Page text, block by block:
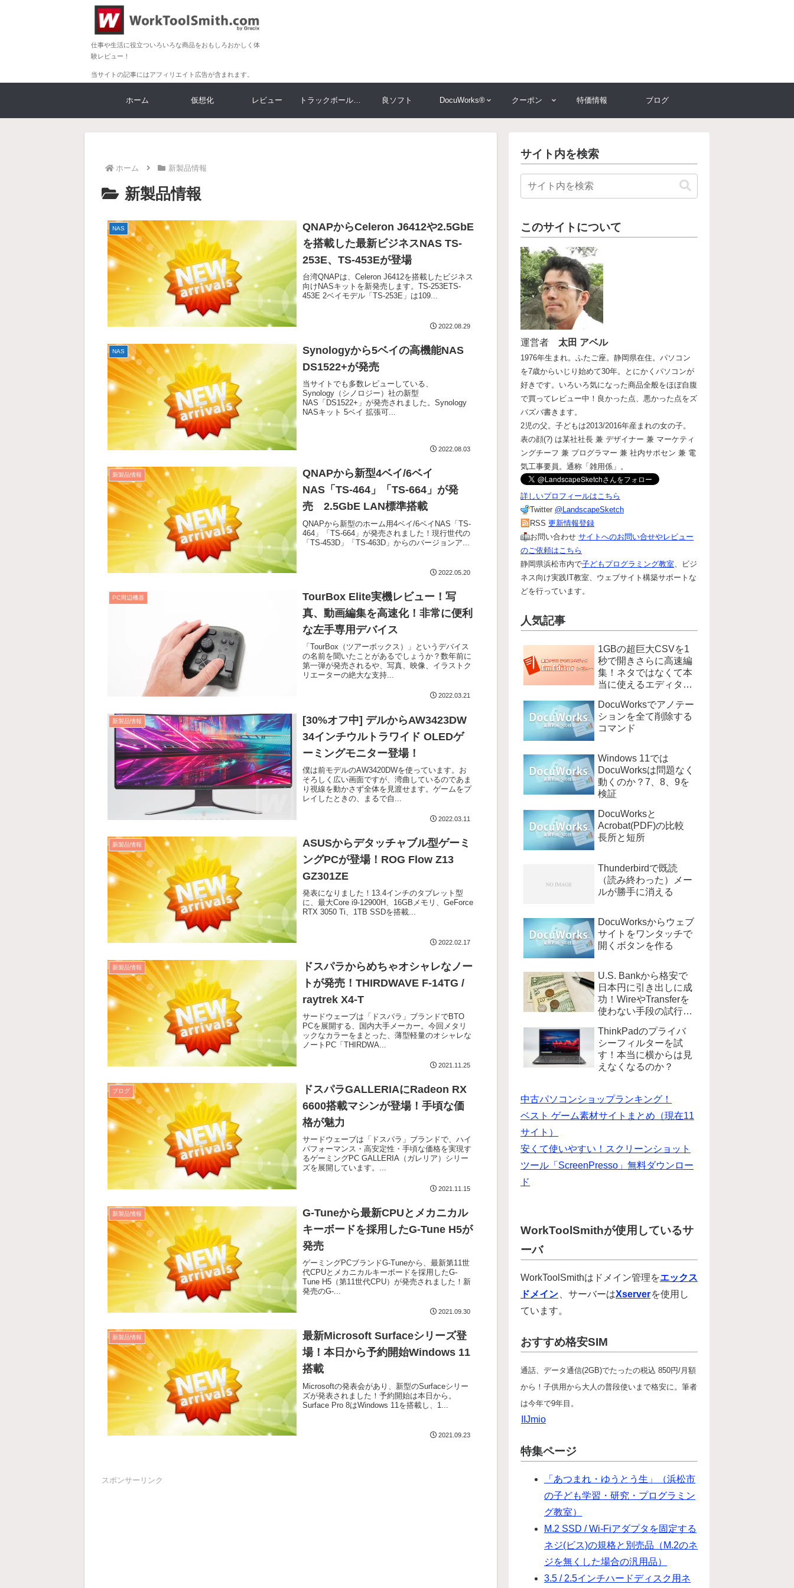
仕事や生活に役立ついろいろな商品をおもしろおかしく体
験レビュー！
当サイトの記事にはアフィリエイト広告が含まれます。
ホーム 仮想化 レビュー トラックボール大比較 良ソフト DocuWorks® クーポン 特価情報 ブログ
ホーム 新製品情報
新製品情報
NAS
QNAPからCeleron J6412や2.5GbE
を搭載した最新ビジネスNAS TS-
253E、TS-453Eが登場
台湾QNAPは、Celeron J6412を搭載したビジネス
向けNASキットを新発売します。TS-253ETS-
453E 2ベイモデル「TS-253E」は109...
2022.08.29
NAS
Synologyから5ベイの高機能NAS
DS1522+が発売
当サイトでも多数レビューしている、
Synology（シノロジー）社の新型
NAS「DS1522+」が発売されました。Synology
NASキット 5ベイ 拡張可...
2022.08.03
新製品情報
QNAPから新型4ベイ/6ベイ
NAS「TS-464」「TS-664」が発
売 2.5GbE LAN標準搭載
QNAPから新型のホーム用4ベイ/6ベイNAS「TS-
464」「TS-664」が発売されました！現行世代の
「TS-453D」「TS-463D」からのバージョンア...
2022.05.20
PC周辺機器
TourBox Elite実機レビュー！写
真、動画編集を高速化！非常に便利
な左手専用デバイス
「TourBox（ツアーボックス）」というデバイス
の名前を聞いたことがあるでしょうか？数年前に
第一弾が発売されるや、写真、映像、イラストク
リエーターの絶大な支持...
2022.03.21
新製品情報
[30%オフ中] デルからAW3423DW
34インチウルトラワイド OLEDゲ
ーミングモニター登場！
僕は前モデルのAW3420DWを使っています。お
そろしく広い画面ですが、湾曲しているのであま
り視線を動かさず全体を見渡せます。ゲームをプ
レイしたときの、まるで自...
2022.03.11
新製品情報
ASUSからデタッチャブル型ゲーミ
ングPCが登場！ROG Flow Z13
GZ301ZE
発表になりました！13.4インチのタブレット型
に、最大Core i9-12900H、16GBメモリ、GeForce
RTX 3050 Ti、1TB SSDを搭載...
2022.02.17
新製品情報
ドスパラからめちゃオシャレなノー
トが発売！THIRDWAVE F-14TG /
raytrek X4-T
サードウェーブは「ドスパラ」ブランドでBTO
PCを展開する、国内大手メーカー。今回メタリ
ックなカラーをまとった、薄型軽量のオシャレな
ノートPC「THIRDWA...
2021.11.25
ブログ
ドスパラGALLERIAにRadeon RX
6600搭載マシンが登場！手頃な価
格が魅力
サードウェーブは「ドスパラ」ブランドで、ハイ
パフォーマンス・高安定性・手頃な価格を実現す
るゲーミングPC GALLERIA（ガレリア）シリー
ズを展開しています。...
2021.11.15
新製品情報
G-Tuneから最新CPUとメカニカル
キーボードを採用したG-Tune H5が
発売
ゲーミングPCブランドG-Tuneから、最新第11世
代CPUとメカニカルキーボードを採用したG-
Tune H5（第11世代CPU）が発売されました！新
発売のG-...
2021.09.30
新製品情報
最新Microsoft Surfaceシリーズ登
場！本日から予約開始Windows 11
搭載
Microsoftの発表会があり、新型のSurfaceシリー
ズが発表されました！予約開始は本日から。
Surface Pro 8はWindows 11を搭載し、1...
2021.09.23
スポンサーリンク
サイト内を検索
このサイトについて
運営者 太田 アベル
1976年生まれ。ふたご座。静岡県在住。パソコン
を7歳からいじり始めて30年。とにかくパソコンが
好きです。いろいろ気になった商品全般をほぼ自腹
で買ってレビュー中！良かった点、悪かった点をズ
バズバ書きます。
2児の父。子どもは2013/2016年産まれの女の子。
表の顔(?) は某社社長 兼 デザイナー 兼 マーケティ
ングチーフ 兼 プログラマー 兼 社内サポセン 兼 電
気工事要員。通称「雑用係」。
詳しいプロフィールはこちら
Twitter @LandscapeSketch
RSS 更新情報登録
お問い合わせ サイトへのお問い合せやレビュー
のご依頼はこちら
静岡県浜松市内で子どもプログラミング教室 、ビジ
ネス向け実践IT教室、ウェブサイト構築サポートな
どを行っています。
人気記事
1GBの超巨大CSVを1
秒で開きさらに高速編
集！ネタではなくて本
当に使えるエディタ
DocuWorksでアノテー
ションを全て削除する
コマンド
Windows 11では
DocuWorksは問題なく
動くのか？7、8、9を
検証
DocuWorksと
Acrobat(PDF)の比較
長所と短所
Thunderbirdで既読
（読み終わった）メー
ルが勝手に消える
DocuWorksからウェブ
サイトをワンタッチで
開くボタンを作る
U.S. Bankから格安で
日本円に引き出しに成
功！WireやTransferを
使わない手段の試行錯
ThinkPadのプライバ
シーフィルターを試
す！本当に横からは見
えなくなるのか？
中古パソコンショップランキング！
ベスト ゲーム素材サイトまとめ（現在11
サイト）
安くて使いやすい！スクリーンショット
ツール「ScreenPresso」無料ダウンロー
ド
WorkToolSmithが使用しているサ
ーバ
WorkToolSmithはドメイン管理をエックス
ドメイン 、サーバーはXserverを使用し
ています。
おすすめ格安SIM
通話、データ通信(2GB)でたったの税込 850円/月額
から！子供用から大人の普段使いまで格安に。筆者
は今年で9年目。
IIJmio
特集ページ
「あつまれ・ゆうとう生」（浜松市
の子ども学習・研究・プログラミン
グ教室）
M.2 SSD / Wi-Fiアダプタを固定する
ネジ(ビス)の規格と別売品（M.2のネ
ジを無くした場合の汎用品）
3.5 / 2.5インチハードディスク用ネ